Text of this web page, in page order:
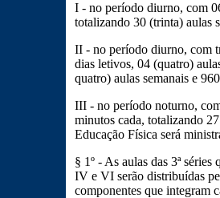
I - no período diurno, com
totalizando 30 (trinta) aulas
II - no período diurno, com
dias letivos, 04 (quatro)
quatro) aulas semanais e
III - no período noturno,
minutos cada, totalizando
Educação Física será
§ 1º - As aulas das 3ª
IV e VI serão distribuídas
componentes que integram